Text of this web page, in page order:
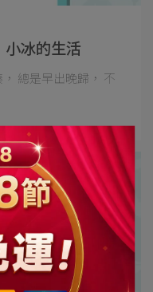
小冰的生活
總是早出晚歸， 不